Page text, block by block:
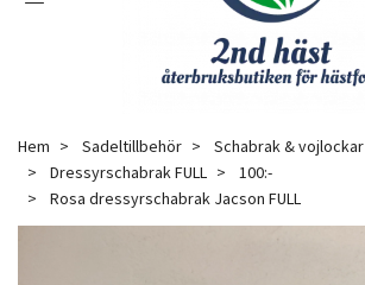
Hem Sadeltillbehör
Schabrak & vojlockar
Dressyrschabrak FULL
100:-
Rosa dressyrschabrak Jacson FULL